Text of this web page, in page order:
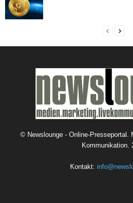
© Newslounge - Online-Presseportal.
Kommunikation.
Kontakt: